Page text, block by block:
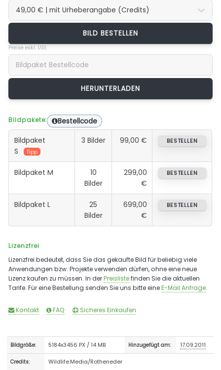
BILD BESTELLEN
Preise exkl. USt.
Bildpakete: Bestellcode
Bildpaket
S
Tipp
3 Bilder 99,00 € BESTELLEN
Bildpaket M
10
Bilder
299,00
€
BESTELLEN
Bildpaket L
25
Bilder
699,00
€
BESTELLEN
Lizenzfrei
Lizenzfrei bedeutet, dass Sie das gekaufte Bild für beliebig viele
Anwendungen bzw. Projekte verwenden dürfen, ohne eine neue
Lizenz kaufen zu müssen. In derPreislistefinden Sie die aktuellen
Tarife. Für eine Bestellung senden Sie uns bitte eineE-Mail Anfrage.
Kontakt FAQ Sicheres Einkaufen
Bildgröße: 5184x3456 PX / 14 MB Hinzugefügt am: 17.09.2011
Credits: Wildlife.Media/Rotheneder